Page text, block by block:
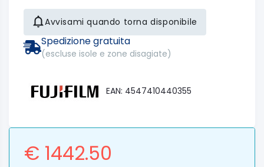
Avvisami quando torna disponibile
Spedizione gratuita
(escluse isole e zone disagiate)
EAN: 4547410440355
€ 1442.50